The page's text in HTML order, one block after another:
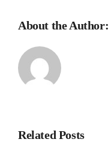
About the Author:
Related Posts